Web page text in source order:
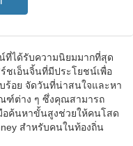
ที่ได้รับความนิยมมากที่สุด
ชเอ็นจิ้นที่มีประโยชน์เพื่อ
ร้อย จัดวันที่น่าสนใจและหา
ฑ์ต่าง ๆ ซึ่งคุณสามารถ
อค้นหาขั้นสูงช่วยให้คนโสด
สำหรับคนในท้องถิ่น